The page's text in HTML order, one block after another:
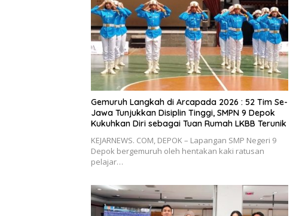
Gemuruh Langkah di Arcapada 2026 : 52 Tim Se-
Jawa Tunjukkan Disiplin Tinggi, SMPN 9 Depok
Kukuhkan Diri sebagai Tuan Rumah LKBB Terunik
KEJARNEWS. COM, DEPOK – Lapangan SMP Negeri 9
Depok bergemuruh oleh hentakan kaki ratusan
pelajar…